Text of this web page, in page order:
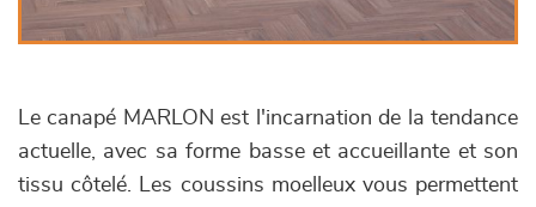
Le canapé MARLON est l'incarnation de la tendance
actuelle, avec sa forme basse et accueillante et son
tissu côtelé. Les coussins moelleux vous permettent